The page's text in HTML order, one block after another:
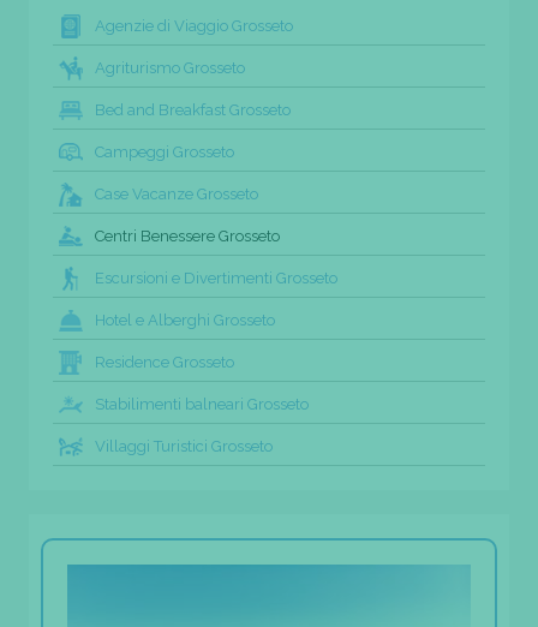
Agenzie di Viaggio Grosseto
Agriturismo Grosseto
Bed and Breakfast Grosseto
Campeggi Grosseto
Case Vacanze Grosseto
Centri Benessere Grosseto
Escursioni e Divertimenti Grosseto
Hotel e Alberghi Grosseto
Residence Grosseto
Stabilimenti balneari Grosseto
Villaggi Turistici Grosseto